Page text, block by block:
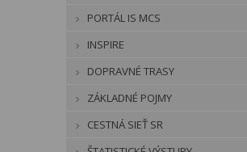
PORTÁL IS MCS
INSPIRE
DOPRAVNÉ TRASY
ZÁKLADNÉ POJMY
CESTNÁ SIEŤ SR